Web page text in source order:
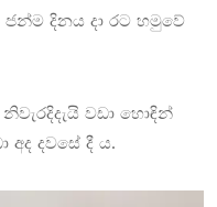
දිනය දා රට හමුවේ
වඩා හොඳින්
දවසේ දී ය.